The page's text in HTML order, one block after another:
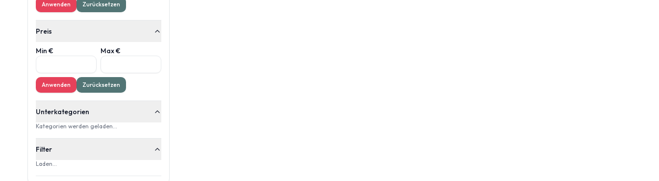
Anwenden Zurücksetzen
Preis
Min € Max €
Anwenden Zurücksetzen
Unterkategorien
Kategorien werden geladen…
Filter
Laden…